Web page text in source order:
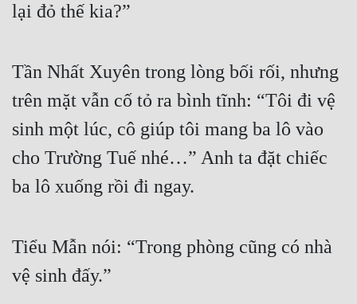
Kinh Dị
Kiếm Hiệp
Kỳ Huyễn
Kỳ Ảo
Linh Dị
Lịch Sử
Mưu Mô
lại đỏ thế kia?”
Tần Nhất Xuyên trong lòng bối rối, nhưng
trên mặt vẫn cố tỏ ra bình tĩnh: “Tôi đi vệ
sinh một lúc, cô giúp tôi mang ba lô vào
cho Trường Tuế nhé…” Anh ta đặt chiếc
ba lô xuống rồi đi ngay.
Tiểu Mẫn nói: “Trong phòng cũng có nhà
vệ sinh đấy.”